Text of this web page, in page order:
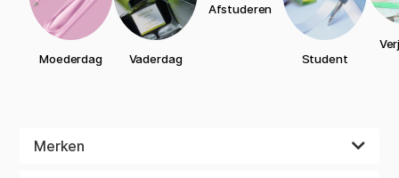
Moederdag Vaderdag
Afstuderen
Student
Merken